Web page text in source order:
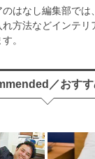
はなし編集部では
方法などインテリ
。
／おす